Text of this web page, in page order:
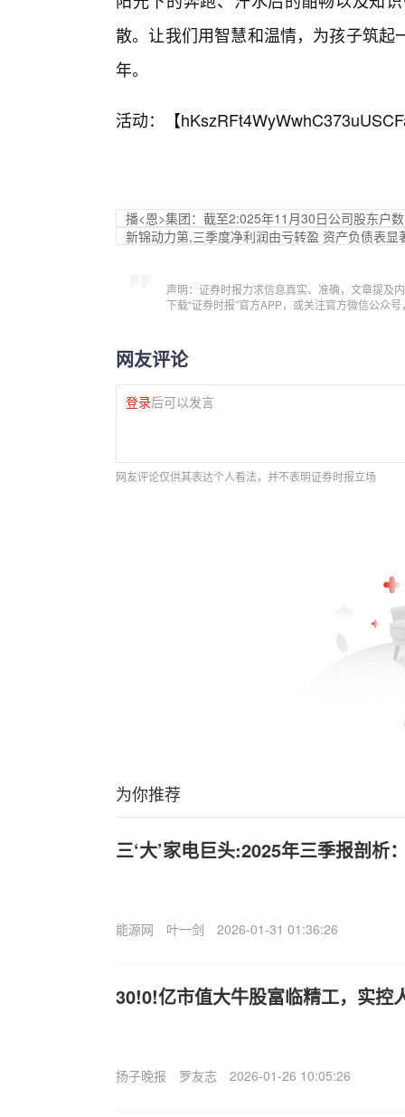
散。让我们用智慧和温情，为孩子筑
年。
活动：【
播<恩>集团：截至2:025年11月30日公司股东户
新锦动力第,三季度净利润由亏转盈 资产负债表显
声明：证券时报力求信息真实、准确，文章提及
下载“证券时报”官方APP，或关注官方微信公众
网友评论
登录后可以发言
网友评论仅供其表达个人看法，并不表明证券时报立场
为你推荐
三‘大’家电巨头:2025年三季报剖析
能源网 叶一剑 2026-01-31 01:36:26
30!0!亿市值大牛股富临精工，实控
扬子晚报 罗友志 2026-01-26 10:05:26